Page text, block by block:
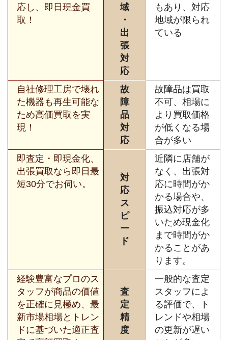
応し、即日現金買
取！
域
・
出
張
対
応
もあり、対応
地域が限られ
ている
自社修理工房で壊れ
た機器も再生可能な
ため高価買取を実
現！
故
障
品
対
応
故障品は買取
不可、相場に
より買取価格
が低くなる場
合が多い
即査定・即現金化、
出張買取なら即日最
短30分でお伺い。
対
応
ス
ピ
ー
ド
近隣に店舗が
なく、出張対
応に時間がか
かる場合や、
振込対応が多
いため現金化
まで時間がか
かることがあ
ります。
経験豊富なプロのス
タッフが商品の価値
を正確に見極め、最
新市場相場とトレン
ドに基づいた適正査
査
定
精
度
一般的な査定
スタッフによ
る評価で、ト
レンドや相場
の更新が遅い